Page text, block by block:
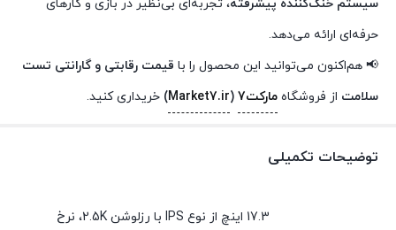
سیستم خنک‌کننده پیشرفته، تجربه‌ای بی‌نظیر در بازی و کارهای
حرفه‌ای ارائه می‌دهد.
📢 هم‌اکنون می‌توانید این محصول را با قیمت رقابتی و گارانتی تست
سلامت از فروشگاه مارکت7 (
Market7.ir
) خریداری کنید.
توضیحات تکمیلی
17.3 اینچ از نوع IPS با رزلوشن 2.5K، نرخ